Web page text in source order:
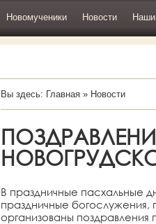
Новомученики Новости
Вы здесь: Главная» Новости
В праздничные пасхальные
праздничные
организованы